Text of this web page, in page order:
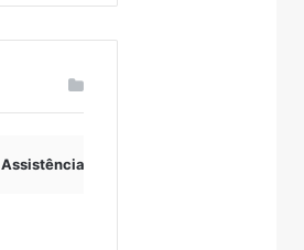
Assistência Social